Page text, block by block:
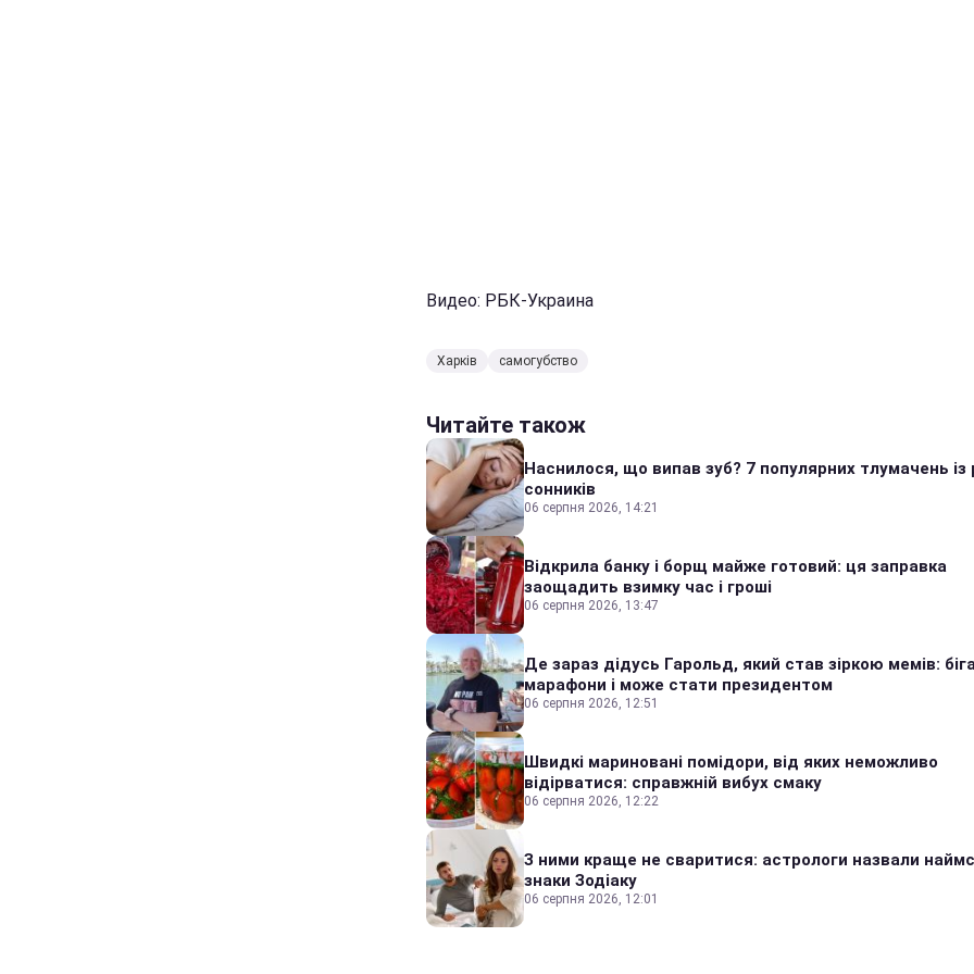
Видео: РБК-Украина
Харків самогубство
Читайте також
Наснилося, що випав зуб? 7 популярних тлумачень із
сонників
06 серпня 2026, 14:21
Відкрила банку і борщ майже готовий: ця заправка
заощадить взимку час і гроші
06 серпня 2026, 13:47
Де зараз дідусь Гарольд, який став зіркою мемів:
марафони і може стати президентом
06 серпня 2026, 12:51
Швидкі мариновані помідори, від яких неможливо
відірватися: справжній вибух смаку
06 серпня 2026, 12:22
З ними краще не сваритися: астрологи назвали
знаки Зодіаку
06 серпня 2026, 12:01